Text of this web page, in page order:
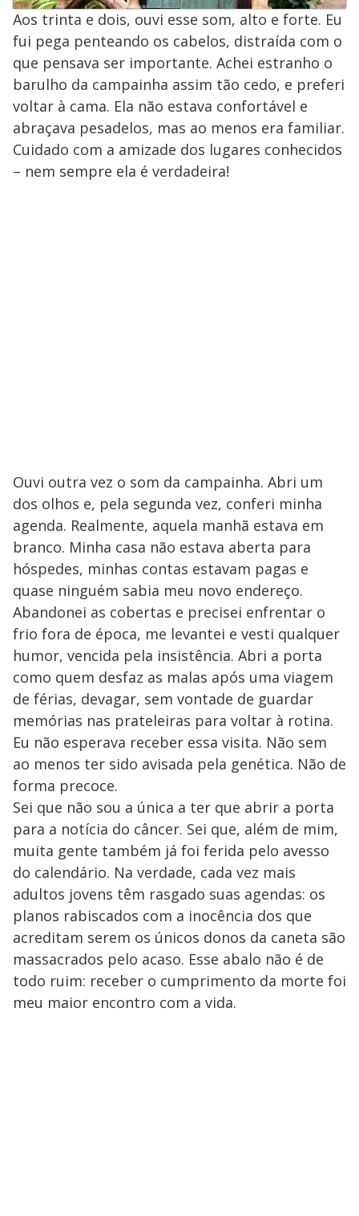
Aos trinta e dois, ouvi esse som, alto e forte. Eu
fui pega penteando os cabelos, distraída com o
que pensava ser importante. Achei estranho o
barulho da campainha assim tão cedo, e preferi
voltar à cama. Ela não estava confortável e
abraçava pesadelos, mas ao menos era familiar.
Cuidado com a amizade dos lugares conhecidos
– nem sempre ela é verdadeira!
Ouvi outra vez o som da campainha. Abri um
dos olhos e, pela segunda vez, conferi minha
agenda. Realmente, aquela manhã estava em
branco. Minha casa não estava aberta para
hóspedes, minhas contas estavam pagas e
quase ninguém sabia meu novo endereço.
Abandonei as cobertas e precisei enfrentar o
frio fora de época, me levantei e vesti qualquer
humor, vencida pela insistência. Abri a porta
como quem desfaz as malas após uma viagem
de férias, devagar, sem vontade de guardar
memórias nas prateleiras para voltar à rotina.
Eu não esperava receber essa visita. Não sem
ao menos ter sido avisada pela genética. Não de
forma precoce.
Sei que não sou a única a ter que abrir a porta
para a notícia do câncer. Sei que, além de mim,
muita gente também já foi ferida pelo avesso
do calendário. Na verdade, cada vez mais
adultos jovens têm rasgado suas agendas: os
planos rabiscados com a inocência dos que
acreditam serem os únicos donos da caneta são
massacrados pelo acaso. Esse abalo não é de
todo ruim: receber o cumprimento da morte foi
meu maior encontro com a vida.